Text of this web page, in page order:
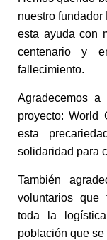
nuestro
esta ayuda con
centenario y
fallecimiento.
Agradecemos a
proyecto: World
esta
solidaridad para
También
voluntarios que
toda la
población que se